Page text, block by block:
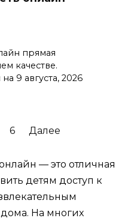
прямая
качестве.
9 августа, 2026
6 Далее
— это отличная
детям доступ к
На многих